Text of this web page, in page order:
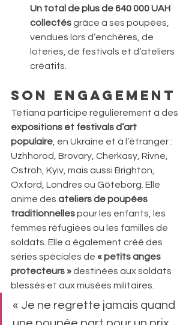
Un total de plus de 640 000 UAH
collectés grâce à ses poupées,
vendues lors d’enchères, de
loteries, de festivals et d’ateliers
créatifs.
Son engagement
Tetiana participe régulièrement à des
expositions et festivals d’art
populaire , en Ukraine et à l’étranger :
Uzhhorod, Brovary, Cherkasy, Rivne,
Ostroh, Kyiv, mais aussi Brighton,
Oxford, Londres ou Göteborg. Elle
anime des ateliers de poupées
traditionnelles pour les enfants, les
femmes réfugiées ou les familles de
soldats. Elle a également créé des
séries spéciales de « petits anges
protecteurs » destinées aux soldats
blessés et aux musées militaires.
« Je ne regrette jamais quand